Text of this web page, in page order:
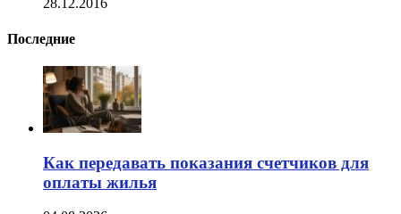
28.12.2016
Последние
Как передавать показания счетчиков для
оплаты жилья